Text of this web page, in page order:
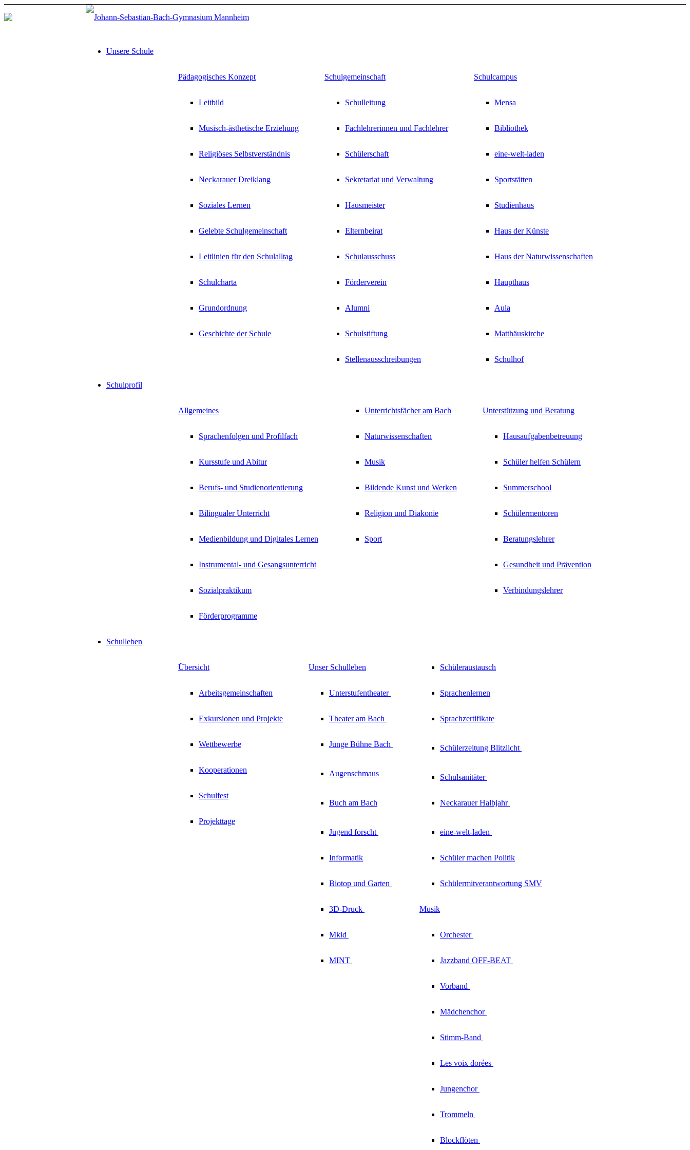
Unsere Schule
Pädagogisches Konzept
Leitbild
Musisch-ästhetische Erziehung
Religiöses Selbstverständnis
Neckarauer Dreiklang
Soziales Lernen
Gelebte Schulgemeinschaft
Leitlinien für den Schulalltag
Schulcharta
Grundordnung
Geschichte der Schule
Schulgemeinschaft
Schulleitung
Fachlehrerinnen und Fachlehrer
Schülerschaft
Sekretariat und Verwaltung
Hausmeister
Elternbeirat
Schulausschuss
Förderverein
Alumni
Schulstiftung
Stellenausschreibungen
Schulcampus
Mensa
Bibliothek
eine-welt-laden
Sportstätten
Studienhaus
Haus der Künste
Haus der Naturwissenschaften
Haupthaus
Aula
Matthäuskirche
Schulhof
Schulprofil
Allgemeines
Sprachenfolgen und Profilfach
Kursstufe und Abitur
Berufs- und Studienorientierung
Bilingualer Unterricht
Medienbildung und Digitales Lernen
Instrumental- und Gesangsunterricht
Sozialpraktikum
Förderprogramme
Unterrichtsfächer am Bach
Naturwissenschaften
Musik
Bildende Kunst und Werken
Religion und Diakonie
Sport
Unterstützung und Beratung
Hausaufgabenbetreuung
Schüler helfen Schülern
Summerschool
Schülermentoren
Beratungslehrer
Gesundheit und Prävention
Verbindungslehrer
Schulleben
Übersicht
Arbeitsgemeinschaften
Exkursionen und Projekte
Wettbewerbe
Kooperationen
Schulfest
Projekttage
Unser Schulleben
Unterstufentheater
Theater am Bach
Junge Bühne Bach
Augenschmaus
Buch am Bach
Jugend forscht
Informatik
Biotop und Garten
3D-Druck
Mkid
MINT
Schüleraustausch
Sprachenlernen
Sprachzertifikate
Schülerzeitung Blitzlicht
Schulsanitäter
NeckarauerHalbjahr
eine-welt-laden
Schüler machen Politik
Schülermitverantwortung SMV
Musik
Orchester
Jazzband OFF-BEAT
Vorband
Mädchenchor
Stimm-Band
Les voix dorées
Jungenchor
Trommeln
Blockflöten